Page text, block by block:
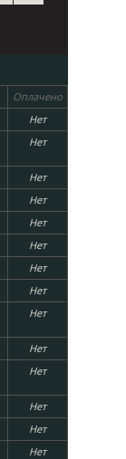
Оплачено
Нет
Нет
Нет
Нет
Нет
Нет
Нет
Нет
Нет
Нет
Нет
Нет
Нет
Нет